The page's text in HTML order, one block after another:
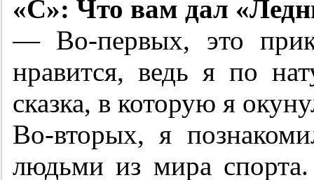
«С»: Что вам дал
— Во-первых, это
нравится, ведь я по
сказка, в которую я
Во-вторых, я
людьми из мира